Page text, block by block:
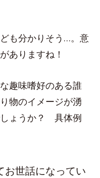
も分かりそう…。意
ありますね！
趣味嗜好のある誰
物のイメージが湧
ょうか？ 具体例
世話になってい